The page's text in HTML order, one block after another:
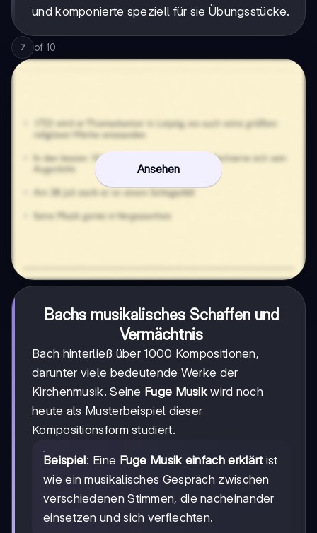
und komponierte speziell für sie Übungsstücke.
7 of 10
Ansehen
Bachs musikalisches Schaffen und
Vermächtnis
Bach hinterließ über 1000 Kompositionen,
darunter viele bedeutende Werke der
Kirchenmusik. Seine Fuge Musik wird noch
heute als Musterbeispiel dieser
Kompositionsform studiert.
Beispiel: Eine Fuge Musik einfach erklärtist
wie ein musikalisches Gespräch zwischen
verschiedenen Stimmen, die nacheinander
einsetzen und sich verflechten.